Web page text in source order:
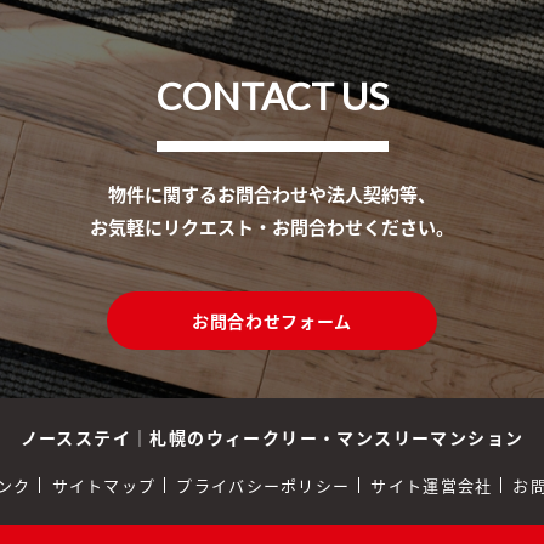
CONTACT US
物件に関するお問合わせや法人契約等、
お気軽にリクエスト・お問合わせください。
お問合わせフォーム
ノースステイ ｜札幌のウィークリー・マンスリーマンション
ク サイトマップ プライバシーポリシー サイト運営会社 お